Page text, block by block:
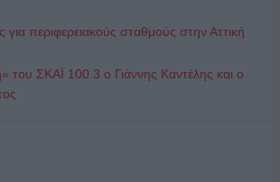
για περιφερειακούς σταθμούς στην Αττική
του ΣΚΑΪ 100.3 ο Γιάννης Καντέλης και ο